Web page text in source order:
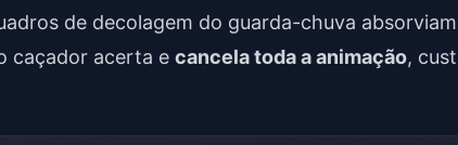
de decolagem do guarda-chuva
caçador acerta e cancela toda a animação,